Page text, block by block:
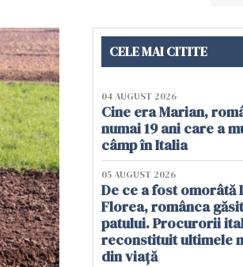
CELE MAI CITITE
04 AUGUST 2026
Cine era Marian,
numai 19 ani care a
câmp în Italia
05 AUGUST 2026
De ce a fost omorâtă
Florea, românca
patului. Procurorii
reconstituit ultimele
din viață